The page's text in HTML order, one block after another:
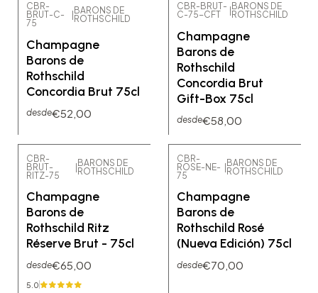
CBR-
BRUT-C-
75
BARONS DE
ROTHSCHILD
Champagne
Barons de
Rothschild
Concordia Brut 75cl
desde€52,00
CBR-BRUT-
C-75-CFT
BARONS DE
ROTHSCHILD
Champagne
Barons de
Rothschild
Concordia Brut
Gift-Box 75cl
desde€58,00
CBR-
BRUT-
RITZ-75
|BARONS DE
ROTHSCHILD
Champagne
Barons de
Rothschild Ritz
Réserve Brut - 75cl
desde€65,00
5.0
CBR-
ROSE-NE-
75
|BARONS DE
ROTHSCHILD
Champagne
Barons de
Rothschild Rosé
(Nueva Edición) 75cl
desde€70,00